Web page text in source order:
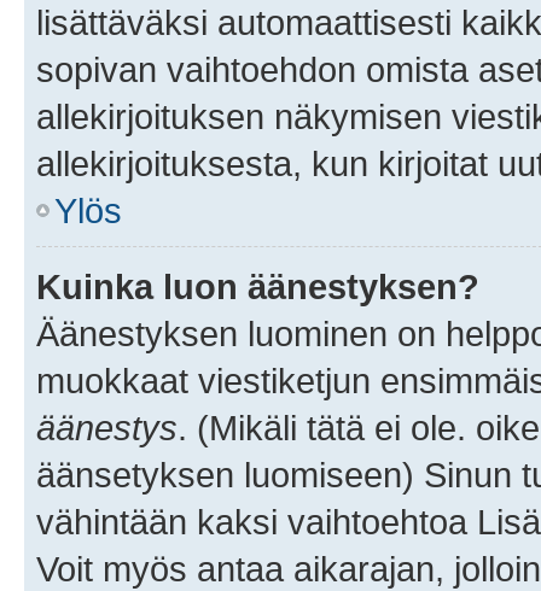
lisättäväksi automaattisesti
sopivan vaihtoehdon omista
allekirjoituksen näkymisen
allekirjoituksesta, kun kirjoitat
Ylös
Kuinka luon äänestyksen?
Äänestyksen luominen on
muokkaat viestiketjun
äänestys. (Mikäli tätä ei ole.
äänsetyksen luomiseen) Sinun
vähintään kaksi vaihtoehtoa
Voit myös antaa aikarajan,